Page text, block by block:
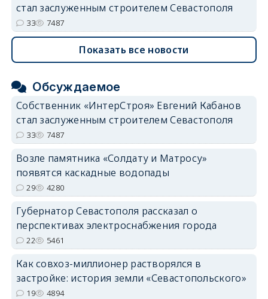
стал заслуженным строителем Севастополя
33 7487
Показать все новости
Обсуждаемое
Собственник «ИнтерСтроя» Евгений Кабанов
стал заслуженным строителем Севастополя
33 7487
Возле памятника «Солдату и Матросу»
появятся каскадные водопады
29 4280
Губернатор Севастополя рассказал о
перспективах электроснабжения города
22 5461
Как совхоз-миллионер растворялся в
застройке: история земли «Севастопольского»
19 4894